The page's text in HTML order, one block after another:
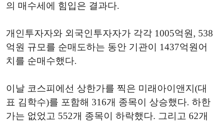
의 매수세에 힘입은 결과다.
개인투자자와 외국인투자자가 각각 1005억원, 538
억원 규모를 순매도하는 동안 기관이 1437억원어
치를 순매수했다.
이날 코스피에선 상한가를 찍은 미래아이앤지(대
표 김학수)를 포함해 316개 종목이 상승했다. 하한
가는 없었고 552개 종목이 하락했다. 그리고 62개